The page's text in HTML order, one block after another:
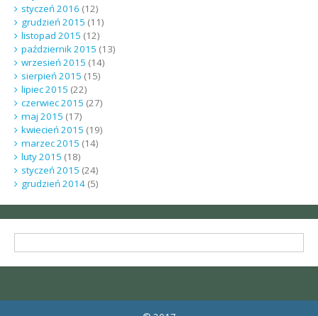
styczeń 2016 (12)
grudzień 2015 (11)
listopad 2015 (12)
październik 2015 (13)
wrzesień 2015 (14)
sierpień 2015 (15)
lipiec 2015 (22)
czerwiec 2015 (27)
maj 2015 (17)
kwiecień 2015 (19)
marzec 2015 (14)
luty 2015 (18)
styczeń 2015 (24)
grudzień 2014(5)